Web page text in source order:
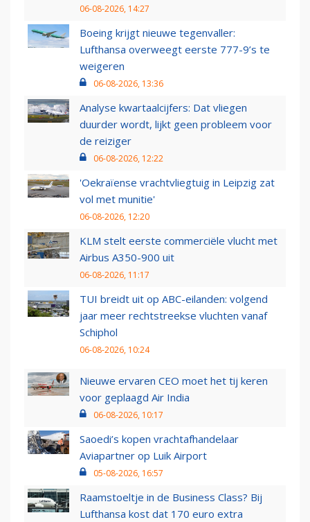
06-08-2026, 14:27
Boeing krijgt nieuwe tegenvaller:
Lufthansa overweegt eerste 777-9’s te
weigeren
06-08-2026, 13:36
Analyse kwartaalcijfers: Dat vliegen
duurder wordt, lijkt geen probleem voor
de reiziger
06-08-2026, 12:22
'Oekraïense vrachtvliegtuig in Leipzig zat
vol met munitie'
06-08-2026, 12:20
KLM stelt eerste commerciële vlucht met
Airbus A350-900 uit
06-08-2026, 11:17
TUI breidt uit op ABC-eilanden: volgend
jaar meer rechtstreekse vluchten vanaf
Schiphol
06-08-2026, 10:24
Nieuwe ervaren CEO moet het tij keren
voor geplaagd Air India
06-08-2026, 10:17
Saoedi’s kopen vrachtafhandelaar
Aviapartner op Luik Airport
05-08-2026, 16:57
Raamstoeltje in de Business Class? Bij
Lufthansa kost dat 170 euro extra